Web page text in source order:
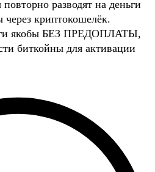
разводят на деньги
через криптокошелёк.
якобы БЕЗ ПРЕДОПЛАТЫ,
биткойны для активации